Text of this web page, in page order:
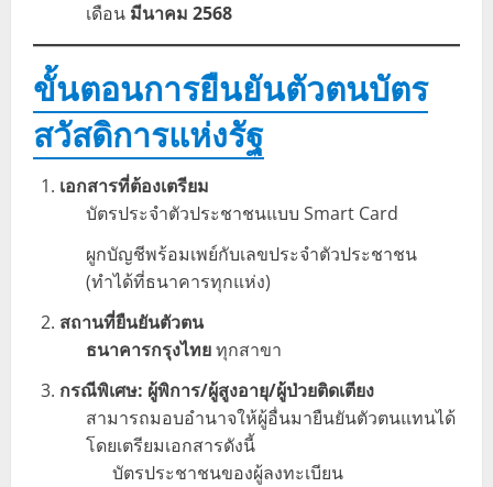
เดือน มีนาคม 2568
ขั้นตอนการยืนยันตัวตนบัตร
สวัสดิการแห่งรัฐ
เอกสารที่ต้องเตรียม
บัตรประจำตัวประชาชนแบบ Smart Card
ผูกบัญชีพร้อมเพย์กับเลขประจำตัวประชาชน
(ทำได้ที่ธนาคารทุกแห่ง)
สถานที่ยืนยันตัวตน
ธนาคารกรุงไทยทุกสาขา
กรณีพิเศษ: ผู้พิการ/ผู้สูงอายุ/ผู้ป่วยติดเตียง
สามารถมอบอำนาจให้ผู้อื่นมายืนยันตัวตนแทนได้
โดยเตรียมเอกสารดังนี้
บัตรประชาชนของผู้ลงทะเบียน